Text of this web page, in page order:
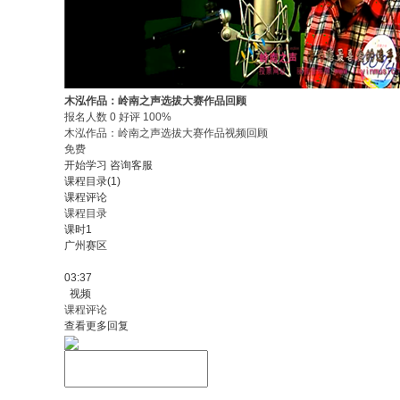
木泓作品：岭南之声选拔大赛作品回顾
报名人数 0 好评 100%
木泓作品：岭南之声选拔大赛作品视频回顾
免费
开始学习 咨询客服
课程目录(1)
课程评论
课程目录
课时1
广州赛区
03:37
视频
课程评论
查看更多回复